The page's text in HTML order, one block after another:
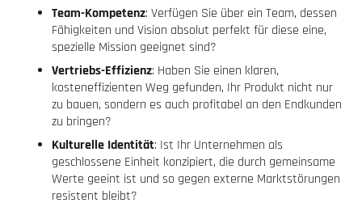
Team-Kompetenz: Verfügen Sie über ein Team, dessen
Fähigkeiten und Vision absolut perfekt für diese eine,
spezielle Mission geeignet sind?
Vertriebs-Effizienz: Haben Sie einen klaren,
kosteneffizienten Weg gefunden, Ihr Produkt nicht nur
zu bauen, sondern es auch profitabel an den Endkunden
zu bringen?
Kulturelle Identität: Ist Ihr Unternehmen als
geschlossene Einheit konzipiert, die durch gemeinsame
Werte geeint ist und so gegen externe Marktstörungen
resistent bleibt?